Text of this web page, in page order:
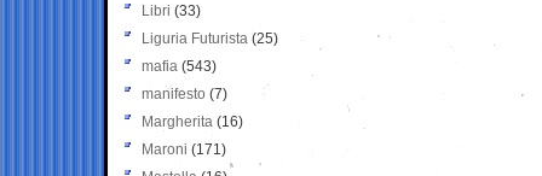
Libri (33)
Liguria Futurista (25)
mafia (543)
manifesto (7)
Margherita (16)
Maroni (171)